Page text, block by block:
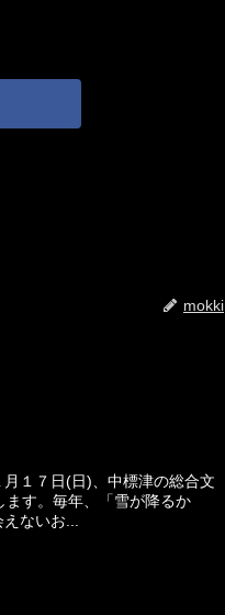
mokki
１７日(日)、中標津の総合文
す。毎年、「雪が降るか
ないお...